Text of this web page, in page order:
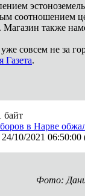
соотношением
также
совсем не за
Газета.
байт
в Нарве
24/10/2021 06:50:00
Фото: